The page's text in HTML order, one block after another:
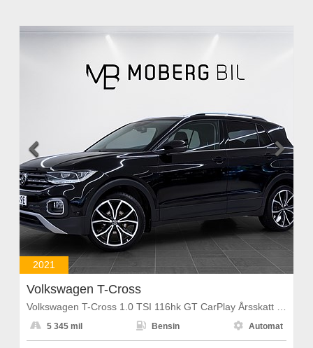
 
2021
Volkswagen T-Cross
 5 345 mil  Bensin  Automat